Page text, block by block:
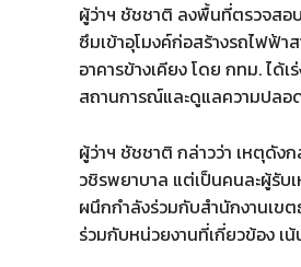
ผู้ว่าฯ ชัชชาติ ลงพื้นที่ตรวจสอ
ซึมเข้าอุโมงค์ก่อสร้างรถไฟฟ้
อาคารข้างเคียง โดย กทม. ได้
สถานการณ์และดูแลความปลอ
ผู้ว่าฯ ชัชชาติ กล่าวว่า เหตุดัง
วชิรพยาบาล แต่เป็นคนละผู้รับ
ผนึกกำลังร่วมกับสำนักงานเขต
ร่วมกับหน่วยงานที่เกี่ยวข้อง เ